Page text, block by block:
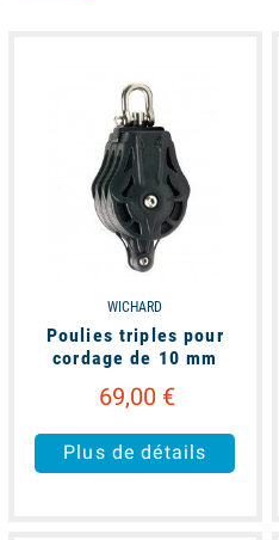
WICHARD
Poulies triples pour
cordage de 10 mm
69,00 €
Plus de détails